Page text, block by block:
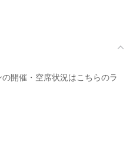
開催・空席状況はこちらのラ